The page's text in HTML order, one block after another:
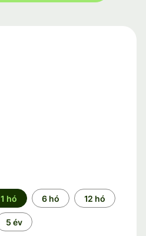
1 hó 6 hó 12 hó
5 év